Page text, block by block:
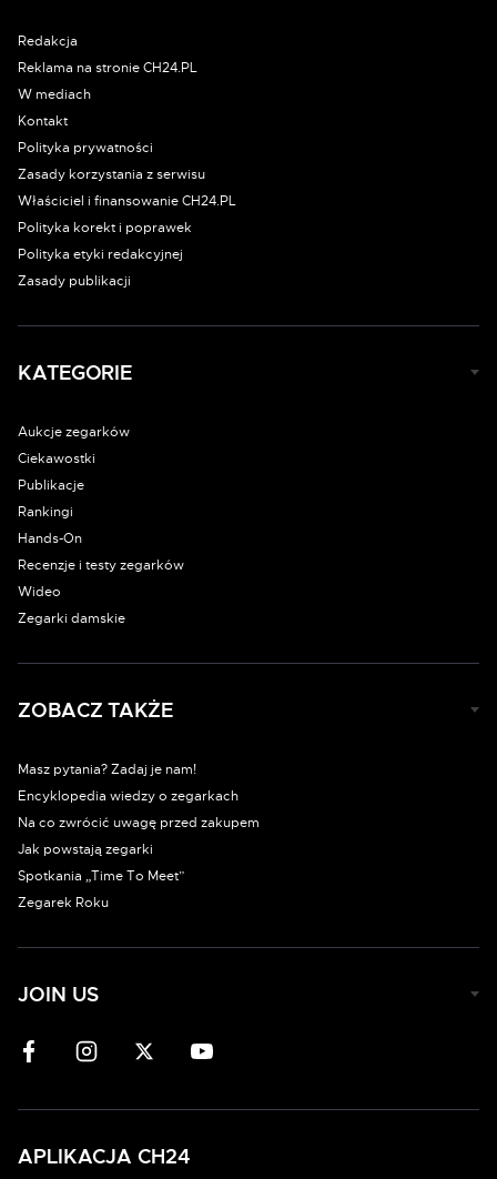
Redakcja
Reklama na stronie CH24.PL
W mediach
Kontakt
Polityka prywatności
Zasady korzystania z serwisu
Właściciel i finansowanie CH24.PL
Polityka korekt i poprawek
Polityka etyki redakcyjnej
Zasady publikacji
KATEGORIE
Aukcje zegarków
Ciekawostki
Publikacje
Rankingi
Hands-On
Recenzje i testy zegarków
Wideo
Zegarki damskie
ZOBACZ TAKŻE
Masz pytania? Zadaj je nam!
Encyklopedia wiedzy o zegarkach
Na co zwrócić uwagę przed zakupem
Jak powstają zegarki
Spotkania „Time To Meet”
Zegarek Roku
JOIN US
APLIKACJA CH24